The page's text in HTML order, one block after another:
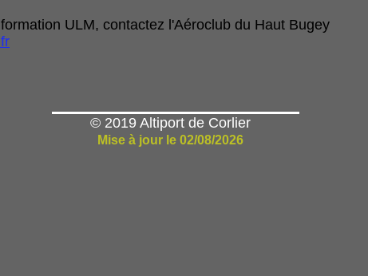
ULM, contactez l'Aéroclub du Haut Bugey
© 2019 Altiport de Corlier
Mise à jour le 02/08/2026